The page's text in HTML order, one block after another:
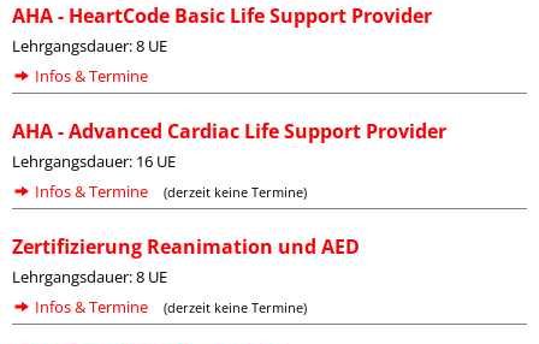
AHA - HeartCode Basic Life Support Provider
Lehrgangsdauer: 8 UE
Infos & Termine
AHA - Advanced Cardiac Life Support Provider
Lehrgangsdauer: 16 UE
Infos & Termine
(derzeit keine Termine)
Zertifizierung Reanimation und AED
Lehrgangsdauer: 8 UE
Infos & Termine
(derzeit keine Termine)